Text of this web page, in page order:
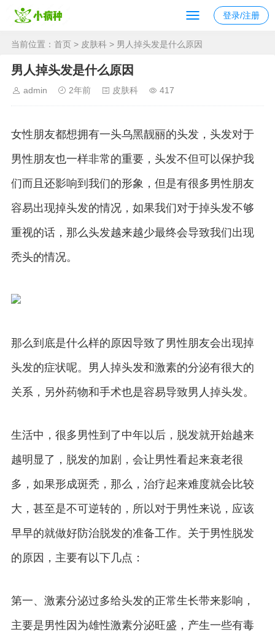
登录/注册
当前位置： 首页 > 皮肤科 > 男人掉头发是什么原因
男人掉头发是什么原因
admin 2年前 皮肤科 417
女性朋友都想拥有一头乌黑靓丽的头发，头发对于
男性朋友也一样非常的重要，头发不但可以保护我
们而且还影响到我们的形象，但是有很多男性朋友
容易出现掉头发的情况，如果我们对于掉头发不够
重视的话，那么头发越来越少最终会导致我们出现
秃头的情况。
那么到底是什么样的原因导致了男性朋友会出现掉
头发的症状呢。男人掉头发和激素的分泌有很大的
关系，另外药物和手术也是容易导致男人掉头发。
生活中，很多男性到了中年以后，脱发就开始越来
越明显了，脱发的加剧，会让男性看起来衰老很
多，如果形成斑秃，那么，治疗起来难度就会比较
大，甚至是不可逆转的，所以对于男性来说，应该
早早的就做好防治脱发的准备工作。关于男性脱发
的原因，主要有以下几点：
第一、激素分泌过多给头发的正常生长带来影响，
主要是男性因为雄性激素分泌旺盛，产生一些有毒